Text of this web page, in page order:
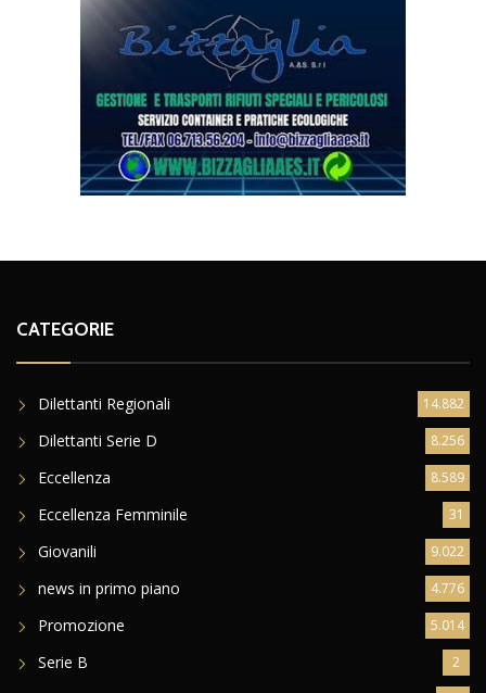
CATEGORIE
Dilettanti Regionali 14.882
Dilettanti Serie D 8.256
Eccellenza 8.589
Eccellenza Femminile 31
Giovanili 9.022
news in primo piano 4.776
Promozione 5.014
Serie B 2